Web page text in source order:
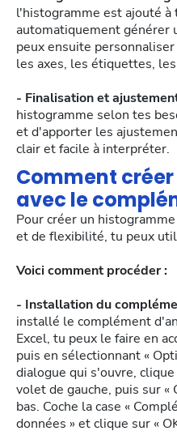
l'histogramme est ajouté à
automatiquement générer
peux ensuite
les axes, les étiquettes,
- Finalisation et
histogramme selon tes
et d'apporter les
clair et facile à interpréter.
Comment
avec le
Pour créer un
et de flexibilité, tu peux
Voici comment procéder :
- Installation du
installé le complément
Excel, tu peux le faire en
puis en sélectionnant «
dialogue qui s'ouvre,
volet de gauche, puis sur «
bas. Coche la case «
données » et clique sur «